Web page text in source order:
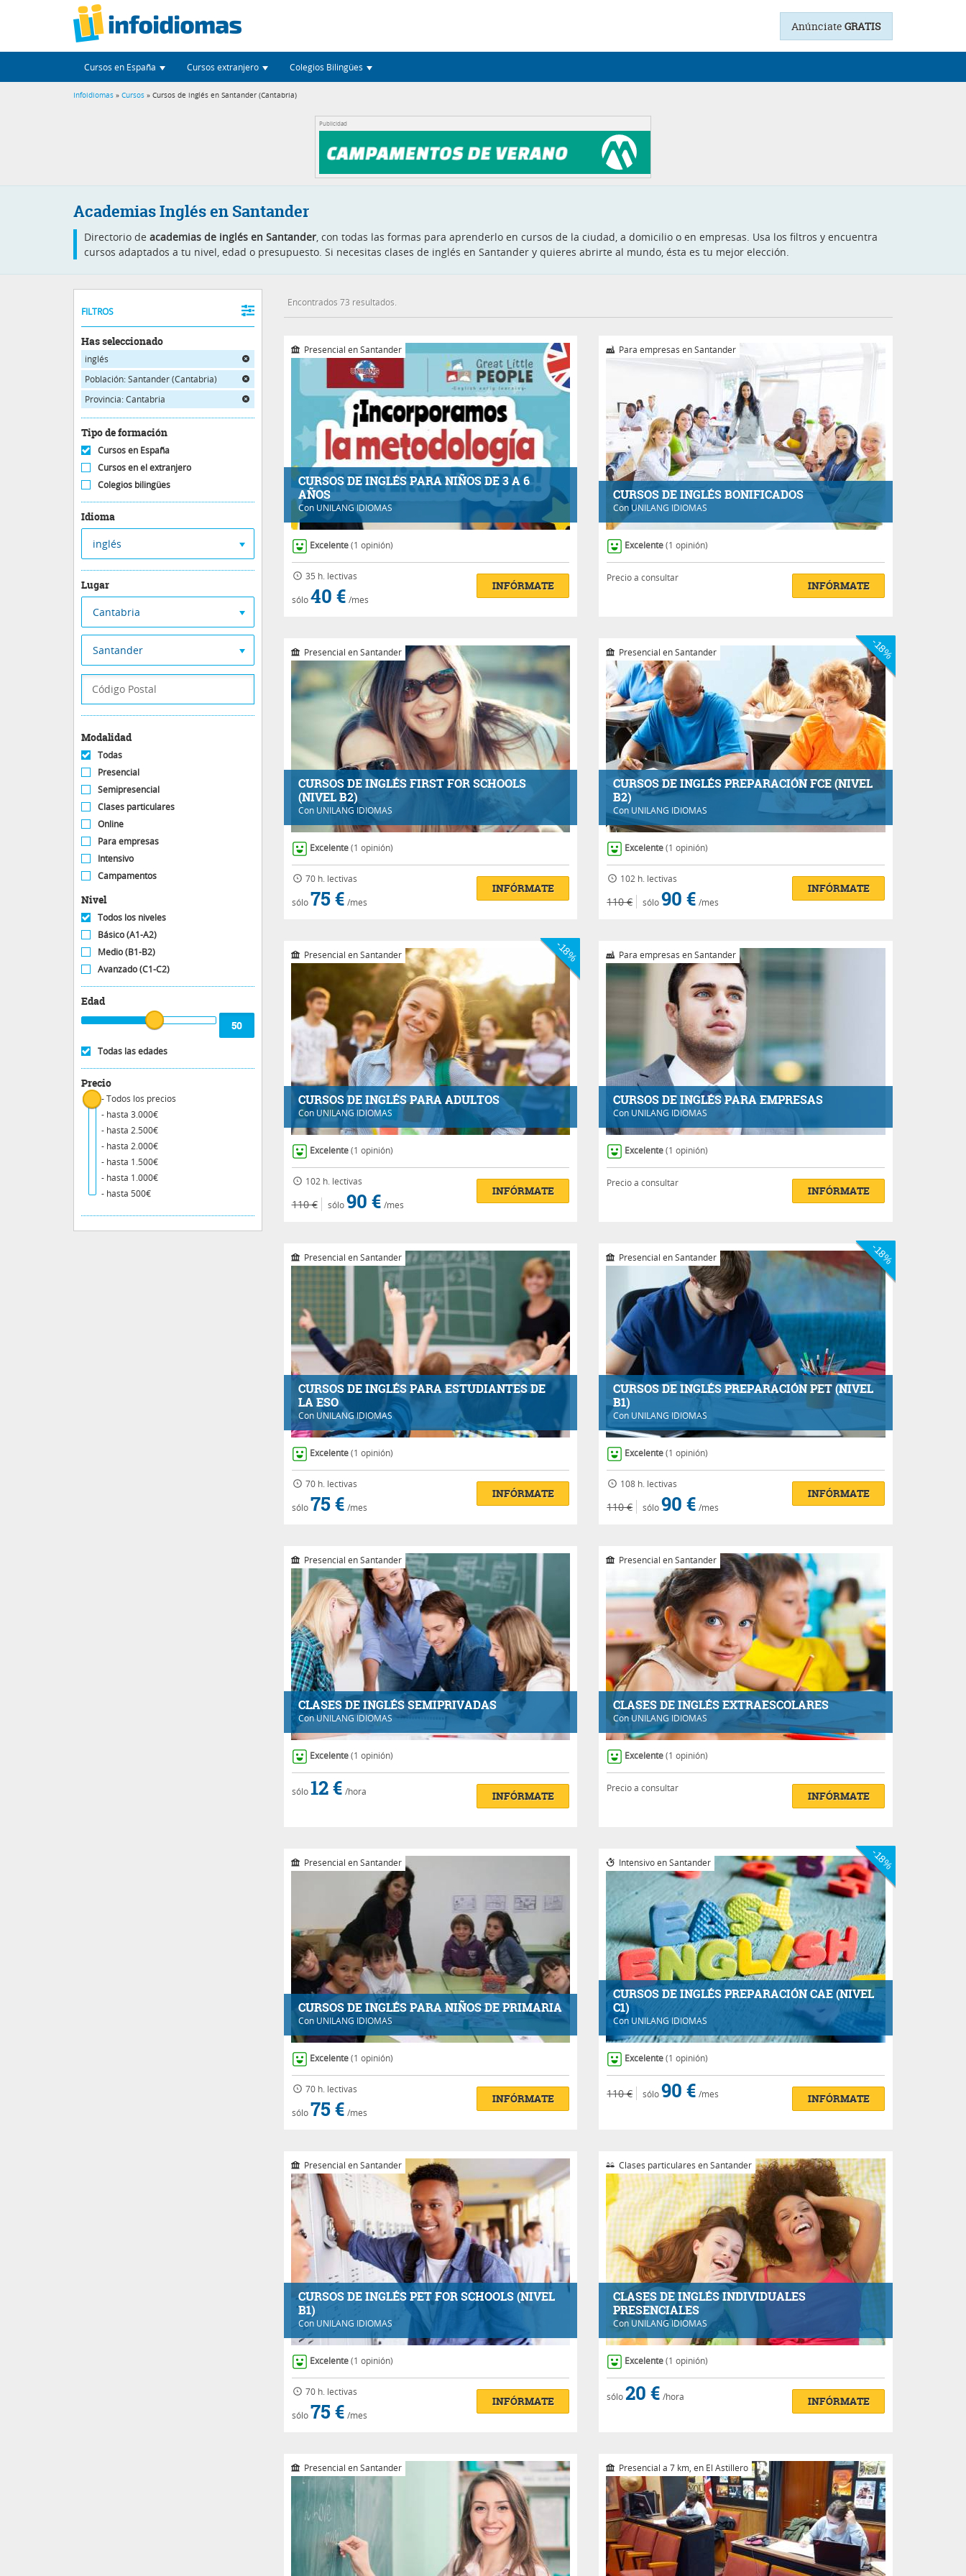
AnúnciateGRATIS
Cursos en España Cursos extranjero Colegios Bilingües
Infoidiomas » Cursos » Cursos de inglés en Santander (Cantabria)
Publicidad
Academias Inglés en Santander
Directorio de academias de inglés en Santander, con todas las formas para aprenderlo en cursos de la ciudad, a domicilio o en empresas. Usa los filtros y encuentra
cursos adaptados a tu nivel, edad o presupuesto. Si necesitas clases de inglés en Santander y quieres abrirte al mundo, ésta es tu mejor elección.
FILTROS
Has seleccionado
inglés
Población: Santander (Cantabria)
Provincia: Cantabria
Tipo de formación
Cursos en España
Cursos en el extranjero
Colegios bilingües
Idioma
inglés
Lugar
Cantabria
Santander
Modalidad
Todas
Presencial
Semipresencial
Clases particulares
Online
Para empresas
Intensivo
Campamentos
Nivel
Todos los niveles
Básico (A1-A2)
Medio (B1-B2)
Avanzado (C1-C2)
Edad
Todas las edades
Precio
- Todos los precios
- hasta 3.000€
- hasta 2.500€
- hasta 2.000€
- hasta 1.500€
- hasta 1.000€
- hasta 500€
Encontrados 73 resultados.
CURSOS DE INGLÉS PARA NIÑOS DE 3 A 6
AÑOS
Con UNILANG IDIOMAS
Presencial en Santander
Excelente (1 opinión)
35 h. lectivas
sólo40 € /mes
INFÓRMATE
CURSOS DE INGLÉS BONIFICADOS
Con UNILANG IDIOMAS
Para empresas en Santander
Excelente (1 opinión)
Precio a consultar
INFÓRMATE
CURSOS DE INGLÉS FIRST FOR SCHOOLS
(NIVEL B2)
Con UNILANG IDIOMAS
Presencial en Santander
Excelente (1 opinión)
70 h. lectivas
sólo75 € /mes
INFÓRMATE
CURSOS DE INGLÉS PREPARACIÓN FCE (NIVEL
B2)
Con UNILANG IDIOMAS
Presencial en Santander -18%
Excelente (1 opinión)
102 h. lectivas
110 € sólo 90 € /mes
INFÓRMATE
CURSOS DE INGLÉS PARA ADULTOS
Con UNILANG IDIOMAS
Presencial en Santander -18%
Excelente (1 opinión)
102 h. lectivas
110 € sólo90 € /mes
INFÓRMATE
CURSOS DE INGLÉS PARA EMPRESAS
Con UNILANG IDIOMAS
Para empresas en Santander
Excelente (1 opinión)
Precio a consultar
INFÓRMATE
CURSOS DE INGLÉS PARA ESTUDIANTES DE
LA ESO
Con UNILANG IDIOMAS
Presencial en Santander
Excelente (1 opinión)
70 h. lectivas
sólo75 € /mes
INFÓRMATE
CURSOS DE INGLÉS PREPARACIÓN PET (NIVEL
B1)
Con UNILANG IDIOMAS
Presencial en Santander -18%
Excelente (1 opinión)
108 h. lectivas
110 € sólo 90 € /mes
INFÓRMATE
CLASES DE INGLÉS SEMIPRIVADAS
ConUNILANG IDIOMAS
Presencial en Santander
Excelente (1 opinión)
sólo12 € /hora INFÓRMATE
CLASES DE INGLÉS EXTRAESCOLARES
ConUNILANG IDIOMAS
Presencial en Santander
Excelente (1 opinión)
Precio a consultar
INFÓRMATE
CURSOS DE INGLÉS PARA NIÑOS DE PRIMARIA
Con UNILANG IDIOMAS
Presencial en Santander
Excelente (1 opinión)
70 h. lectivas
sólo75 € /mes
INFÓRMATE
CURSOS DE INGLÉS PREPARACIÓN CAE (NIVEL
C1)
Con UNILANG IDIOMAS
Intensivo en Santander -18%
Excelente (1 opinión)
110 € sólo 90 € /mes INFÓRMATE
CURSOS DE INGLÉS PET FOR SCHOOLS (NIVEL
B1)
Con UNILANG IDIOMAS
Presencial en Santander
Excelente (1 opinión)
70 h. lectivas
sólo75 € /mes
INFÓRMATE
CLASES DE INGLÉS INDIVIDUALES
PRESENCIALES
Con UNILANG IDIOMAS
Clases particulares en Santander
Excelente (1 opinión)
sólo 20 € /hora INFÓRMATE
Presencial en Santander Presencial a 7 km, en El Astillero